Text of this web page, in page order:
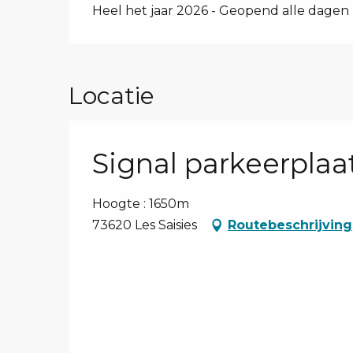
Heel het jaar 2026 - Geopend alle dagen
Locatie
Signal
Hoogte : 1650m
73620 Les Saisies
Routebeschrijving